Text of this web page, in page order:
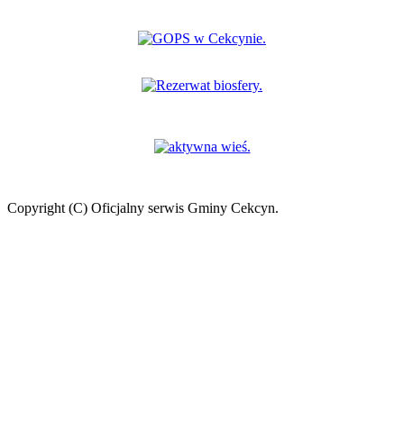
Copyright (C) Oficjalny serwis Gminy Cekcyn.